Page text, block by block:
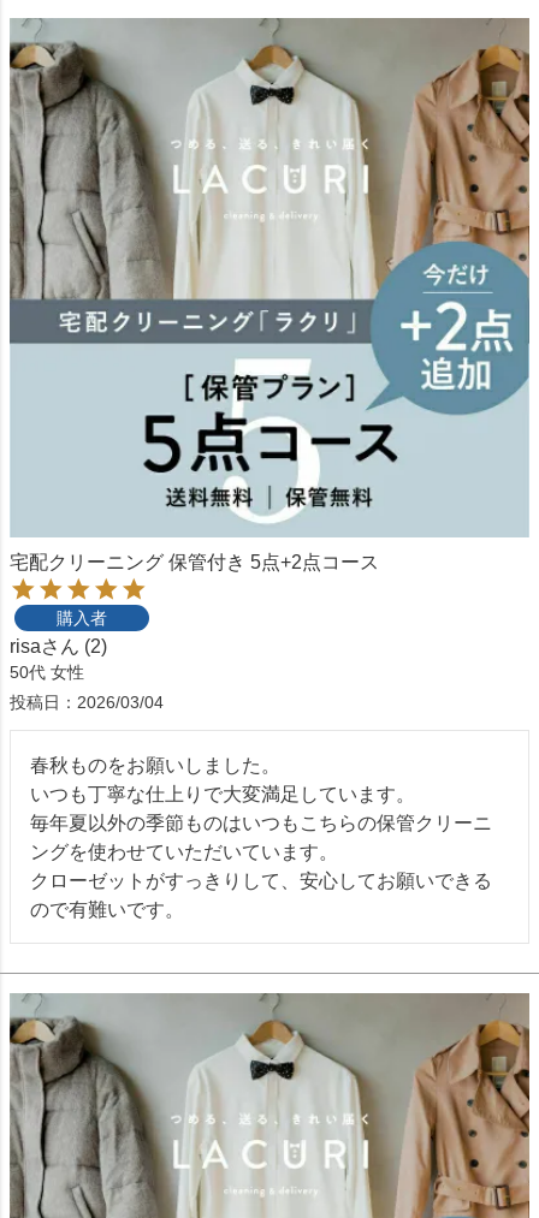
宅配クリーニング 保管付き 5点+2点コース
購入者
risa 2
50代 女性
投稿日
2026/03/04
春秋ものをお願いしました。
いつも丁寧な仕上りで大変満足しています。
毎年夏以外の季節ものはいつもこちらの保管クリーニ
ングを使わせていただいています。
クローゼットがすっきりして、安心してお願いできる
ので有難いです。